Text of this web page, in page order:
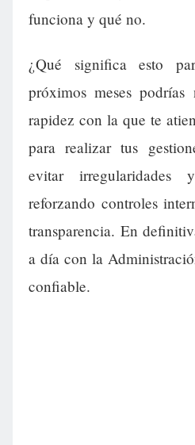
funciona y qué no.
¿Qué significa esto
próximos meses
rapidez con la que te
para realizar tus
evitar irregularidades
reforzando controles
transparencia. En
a día con la
confiable.